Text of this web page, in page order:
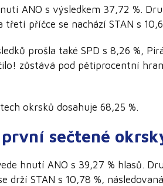
ANO s výsledkem 37,72 %.
příčce se nachází STAN s
prošla také SPD s 8,26 %,
zůstává pod pětiprocentní
okrsků dosahuje 68,25 %.
sečtené
hnutí ANO s 39,27 % hlasů.
STAN s 10,78 %,